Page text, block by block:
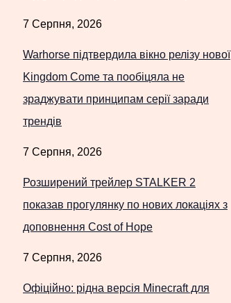
7 Серпня, 2026
Warhorse підтвердила вікно релізу нової
Kingdom Come та пообіцяла не
зраджувати принципам серії заради
трендів
7 Серпня, 2026
Розширений трейлер STALKER 2
показав прогулянку по нових локаціях з
доповнення Cost of Hope
7 Серпня, 2026
Офіційно: рідна версія Minecraft для